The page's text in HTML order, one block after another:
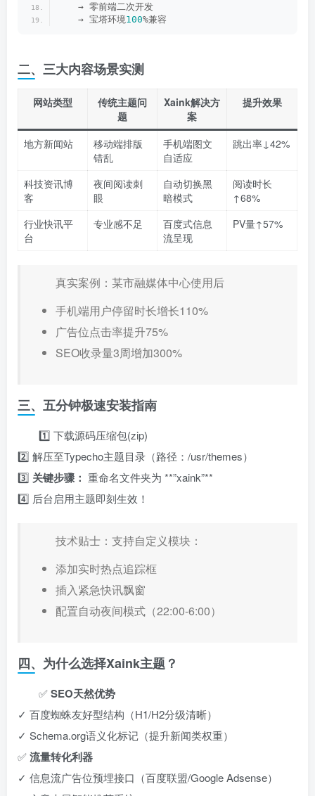
   → 零前端二次开发
   → 宝塔环境
100%兼容
二、三大内容场景实测
网站类型
传统主题问
题
Xaink解决方
案
提升效果
地方新闻站
移动端排版
错乱
手机端图文
自适应
跳出率↓42%
科技资讯博
客
夜间阅读刺
眼
自动切换黑
暗模式
阅读时长
↑68%
行业快讯平
台
专业感不足
百度式信息
流呈现
PV量↑57%
真实案例：某市融媒体中心使用后
手机端用户停留时长增长110%
广告位点击率提升75%
SEO收录量3周增加300%
三、五分钟极速安装指南
1️⃣ 下载源码压缩包(zip)
2️⃣ 解压至Typecho主题目录（路径：/usr/themes）
3️⃣ ​ 关键步骤：​ 重命名文件夹为 ​**”xaink”**
4️⃣ 后台启用主题即刻生效！
技术贴士：支持自定义模块：
添加实时热点追踪框
插入紧急快讯飘窗
配置自动夜间模式（22:00-6:00）
四、为什么选择Xaink主题？
✅ ​SEO天然优势
✓ 百度蜘蛛友好型结构（H1/H2分级清晰）
✓ Schema.org语义化标记（提升新闻类权重）
✅ ​流量转化利器
✓ 信息流广告位预埋接口（百度联盟/Google Adsense）